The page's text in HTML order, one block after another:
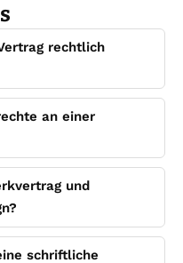
rechtlich
an einer
und
schriftliche